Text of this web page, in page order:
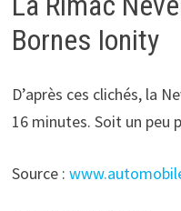
Bornes Ionity
D’après ces clichés, la
16 minutes. Soit un
Source :